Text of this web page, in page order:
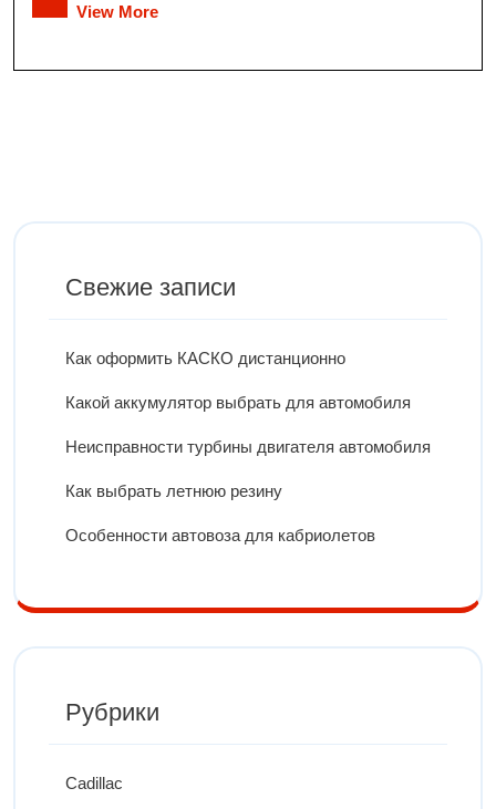
View More
Свежие записи
Как оформить КАСКО дистанционно
Какой аккумулятор выбрать для автомобиля
Неисправности турбины двигателя автомобиля
Как выбрать летнюю резину
Особенности автовоза для кабриолетов
Рубрики
Cadillac